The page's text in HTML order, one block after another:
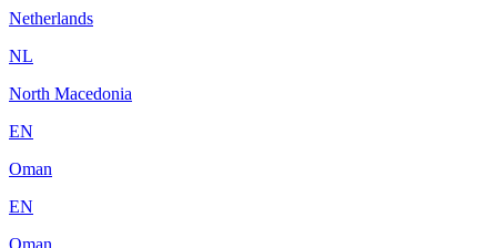
Netherlands
NL
North Macedonia
EN
Oman
EN